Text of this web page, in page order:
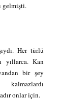
gelmişti.
Her türlü
yıllarca. Kan
bir şey
onlar için.